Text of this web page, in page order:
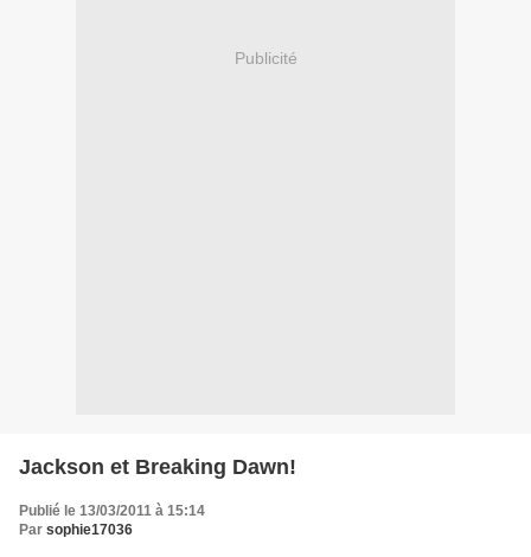
Publicité
Jackson et Breaking Dawn!
Publié le 13/03/2011 à 15:14
Par sophie17036